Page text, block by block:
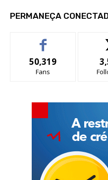
PERMANEÇA
50,319
Fans